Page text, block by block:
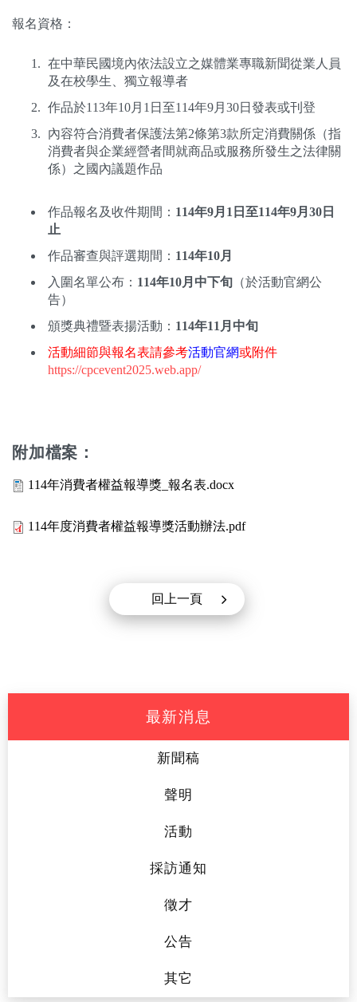
報名資格：
在中華民國境內依法設立之媒體業專職新聞從業人員
及在校學生、獨立報導者
作品於113年10月1日至114年9月30日發表或刊登
內容符合消費者保護法第2條第3款所定消費關係（指
消費者與企業經營者間就商品或服務所發生之法律關
係）之國內議題作品
作品報名及收件期間： 114年9月1日至114年9月30日
止
作品審查與評選期間： 114年10月
入圍名單公布： 114年10月中下旬 （於活動官網公
告）
頒獎典禮暨表揚活動： 114年11月中旬
活動細節與報名表請參考活動官網或附件
https://cpcevent2025.web.app/
附加檔案：
114年消費者權益報導獎_報名表.docx
114年度消費者權益報導獎活動辦法.pdf
回上一頁
最新消息
新聞稿
聲明
活動
採訪通知
徵才
公告
其它